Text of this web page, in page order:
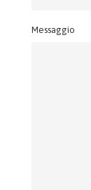
Messaggio